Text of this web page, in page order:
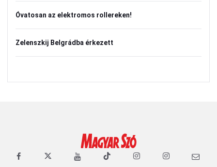
Óvatosan az elektromos rollereken!
Zelenszkij Belgrádba érkezett